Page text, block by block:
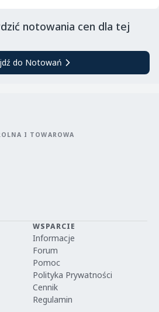
notowania cen dla tej
do Notowań
I TOWAROWA
WSPARCIE
Informacje
Forum
Pomoc
Polityka Prywatności
Cennik
Regulamin